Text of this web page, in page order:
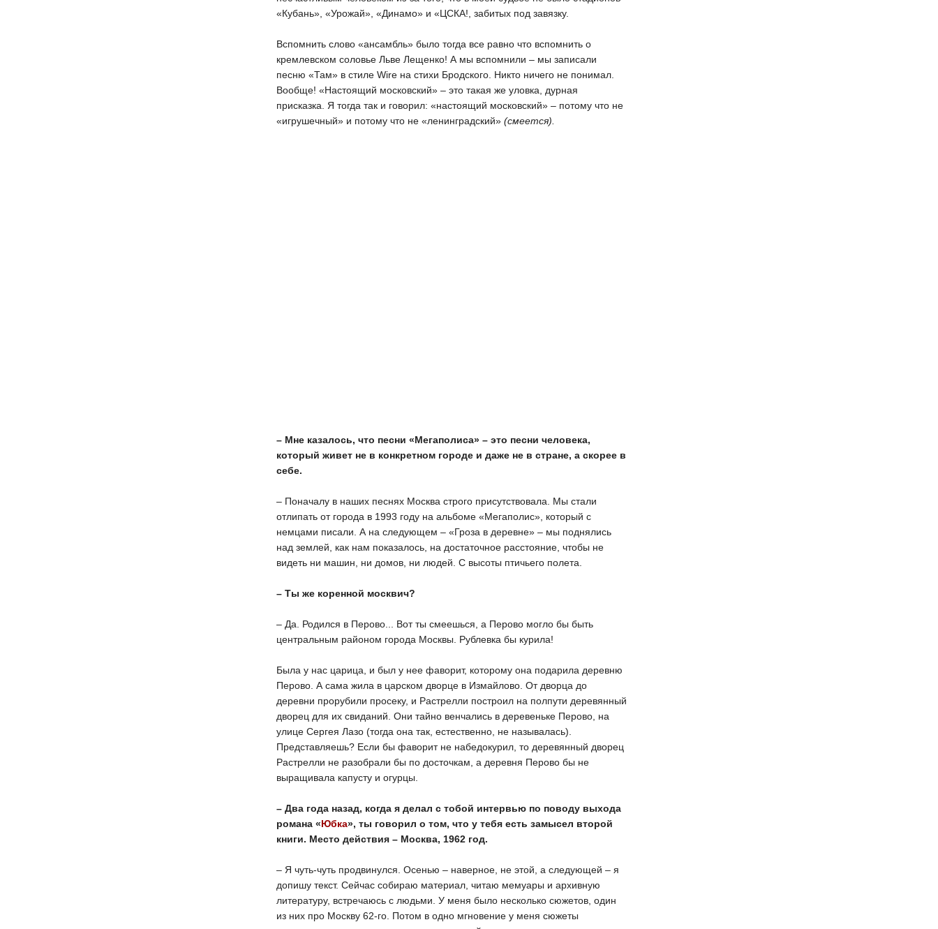
«Кубань», «Урожай», «Динамо» и «ЦСКА!, забитых под завязку.
Вспомнить слово «ансамбль» было тогда все равно что вспомнить о
кремлевском соловье Льве Лещенко! А мы вспомнили – мы записали
песню «Там» в стиле Wire на стихи Бродского. Никто ничего не понимал.
Вообще! «Настоящий московский» – это такая же уловка, дурная
присказка. Я тогда так и говорил: «настоящий московский» – потому что не
«игрушечный» и потому что не «ленинградский» (смеется).
– Мне казалось, что песни «Мегаполиса» – это песни человека,
который живет не в конкретном городе и даже не в стране, а скорее в
себе.
– Поначалу в наших песнях Москва строго присутствовала. Мы стали
отлипать от города в 1993 году на альбоме «Мегаполис», который с
немцами писали. А на следующем – «Гроза в деревне» – мы поднялись
над землей, как нам показалось, на достаточное расстояние, чтобы не
видеть ни машин, ни домов, ни людей. С высоты птичьего полета.
– Ты же коренной москвич?
– Да. Родился в Перово... Вот ты смеешься, а Перово могло бы быть
центральным районом города Москвы. Рублевка бы курила!
Была у нас царица, и был у нее фаворит, которому она подарила деревню
Перово. А сама жила в царском дворце в Измайлово. От дворца до
деревни прорубили просеку, и Растрелли построил на полпути деревянный
дворец для их свиданий. Они тайно венчались в деревеньке Перово, на
улице Сергея Лазо (тогда она так, естественно, не называлась).
Представляешь? Если бы фаворит не набедокурил, то деревянный дворец
Растрелли не разобрали бы по досточкам, а деревня Перово бы не
выращивала капусту и огурцы.
– Два года назад, когда я делал с тобой интервью по поводу выхода
романа «Юбка», ты говорил о том, что у тебя есть замысел второй
книги. Место действия – Москва, 1962 год.
– Я чуть-чуть продвинулся. Осенью – наверное, не этой, а следующей – я
допишу текст. Сейчас собираю материал, читаю мемуары и архивную
литературу, встречаюсь с людьми. У меня было несколько сюжетов, один
из них про Москву 62-го. Потом в одно мгновение у меня сюжеты